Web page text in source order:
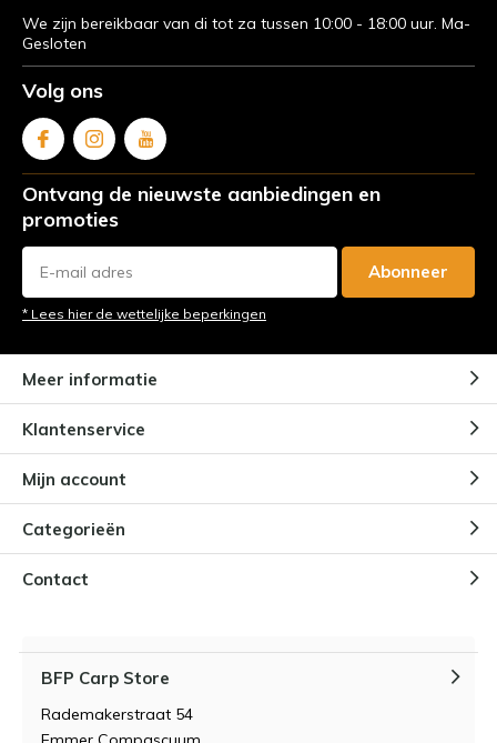
We zijn bereikbaar van di tot za tussen 10:00 - 18:00 uur. Ma-
Gesloten
Volg ons
Ontvang de nieuwste aanbiedingen en
promoties
Abonneer
* Lees hier de wettelijke beperkingen
Meer informatie
Klantenservice
Mijn account
Categorieën
Contact
BFP Carp Store
Rademakerstraat 54